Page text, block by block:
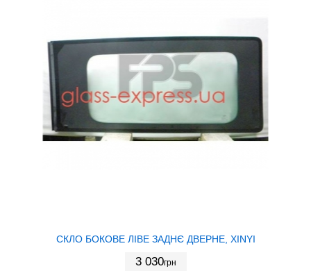
СКЛО БОКОВЕ ЛІВЕ ЗАДНЄ ДВЕРНЕ, XINYI
3 030грн